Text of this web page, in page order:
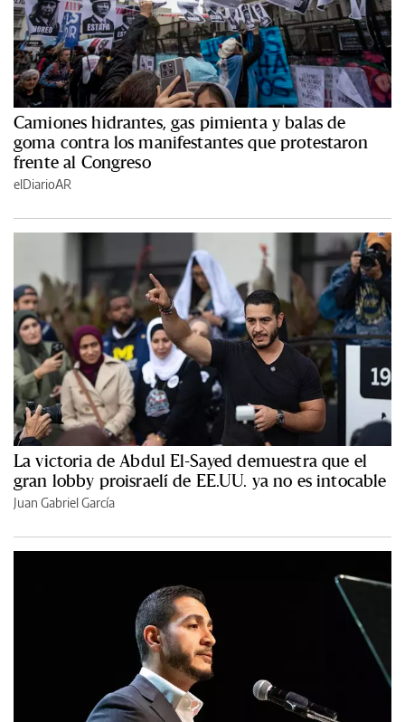
Camiones hidrantes, gas pimienta y balas de
goma contra los manifestantes que protestaron
frente al Congreso
elDiarioAR
La victoria de Abdul El-Sayed demuestra que el
gran lobby proisraelí de EE.UU. ya no es intocable
Juan Gabriel García